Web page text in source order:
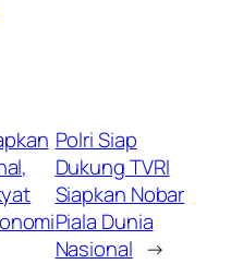
Polri Siap
Dukung TVRI
Siapkan Nobar
Piala Dunia
Nasional →